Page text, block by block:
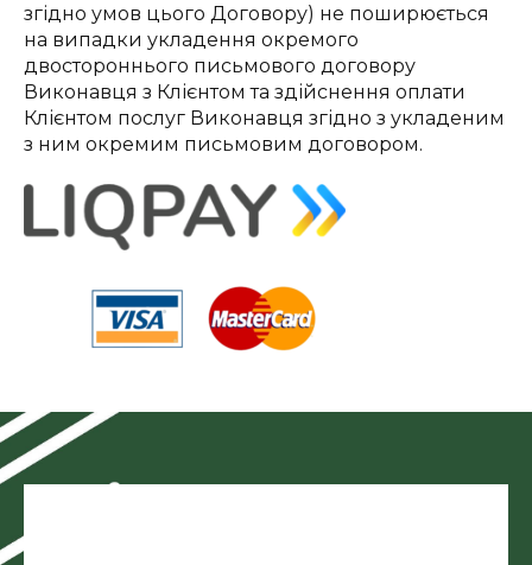
згідно умов цього Договору) не поширюється
на випадки укладення окремого
двостороннього письмового договору
Виконавця з Клієнтом та здійснення оплати
Клієнтом послуг Виконавця згідно з укладеним
з ним окремим письмовим договором.